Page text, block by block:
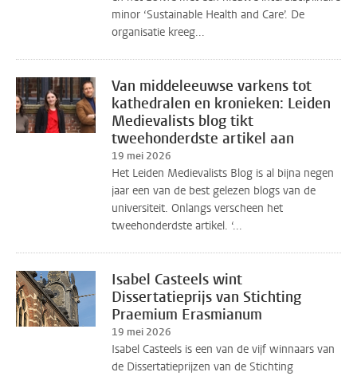
minor ‘Sustainable Health and Care’. De
organisatie kreeg...
Van middeleeuwse varkens tot
kathedralen en kronieken: Leiden
Medievalists blog tikt
tweehonderdste artikel aan
19 mei 2026
Het Leiden Medievalists Blog is al bijna negen
jaar een van de best gelezen blogs van de
universiteit. Onlangs verscheen het
tweehonderdste artikel. ‘...
Isabel Casteels wint
Dissertatieprijs van Stichting
Praemium Erasmianum
19 mei 2026
Isabel Casteels is een van de vijf winnaars van
de Dissertatieprijzen van de Stichting